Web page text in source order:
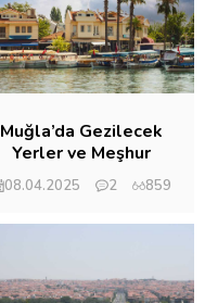
Muğla’da Gezilecek
Yerler ve Meşhur
Restoranlar
08.04.2025 2 859